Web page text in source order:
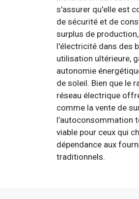
s'assurer qu'elle est
de sécurité et de
surplus de
l'électricité dans des
utilisation ultérieure,
autonomie
de soleil. Bien que le
réseau électrique
comme la vente de
l'autoconsommation
viable pour ceux qui
dépendance aux
traditionnels.